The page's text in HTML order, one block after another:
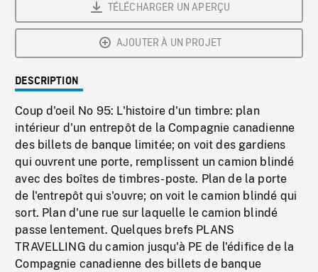
TÉLÉCHARGER UN APERÇU
AJOUTER À UN PROJET
DESCRIPTION
Coup d'oeil No 95: L'histoire d'un timbre: plan
intérieur d'un entrepôt de la Compagnie canadienne
des billets de banque limitée; on voit des gardiens
qui ouvrent une porte, remplissent un camion blindé
avec des boîtes de timbres-poste. Plan de la porte
de l'entrepôt qui s'ouvre; on voit le camion blindé qui
sort. Plan d'une rue sur laquelle le camion blindé
passe lentement. Quelques brefs PLANS
TRAVELLING du camion jusqu'à PE de l'édifice de la
Compagnie canadienne des billets de banque